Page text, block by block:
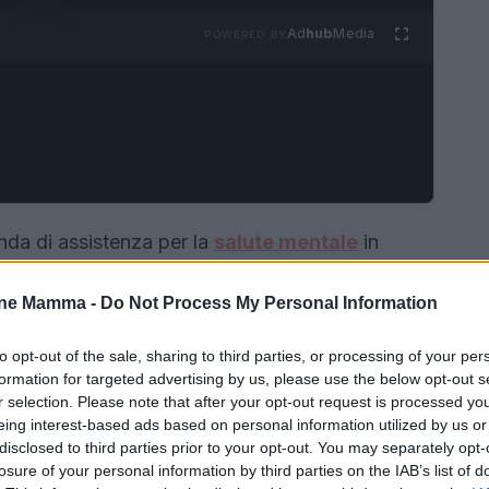
Mamma - Do Not Process My Personal Information
opt-out of the sale, sharing to third parties, or processing of your
for targeted advertising by us, please use the below opt-out
selection. Please note that after your opt-out request is processed
interest-based ads based on personal information utilized by us
to third parties prior to your opt-out. You may separately
of your personal information by third parties on the IAB’s list of
AdhubMedia
di assistenza per la salute mentale in
di risposta dei servizi sia la pressione
Psichiatria dell’adulto e la Psicologia clinica
e semiresidenziali; dati che fotografano